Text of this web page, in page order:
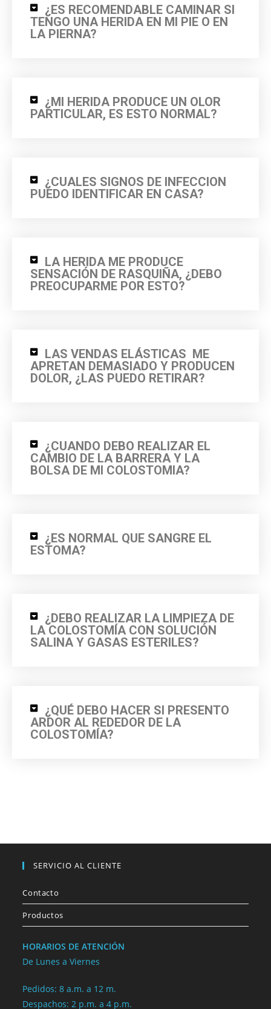
¿ES RECOMENDABLE CAMINAR SI
TENGO UNA HERIDA EN MI PIE O EN
LA PIERNA?
¿MI HERIDA PRODUCE UN OLOR
PARTICULAR, ES ESTO NORMAL?
¿CUALES SIGNOS DE INFECCION
PUEDO IDENTIFICAR EN CASA?
LA HERIDA ME PRODUCE
SENSACIÓN DE RASQUIÑA, ¿DEBO
PREOCUPARME POR ESTO?
LAS VENDAS ELÁSTICAS ME
APRETAN DEMASIADO Y PRODUCEN
DOLOR, ¿LAS PUEDO RETIRAR?
¿CUANDO DEBO REALIZAR EL
CAMBIO DE LA BARRERA Y LA
BOLSA DE MI COLOSTOMIA?
¿ES NORMAL QUE SANGRE EL
ESTOMA?
¿DEBO REALIZAR LA LIMPIEZA DE
LA COLOSTOMÍA CON SOLUCIÓN
SALINA Y GASAS ESTERILES?
¿QUÉ DEBO HACER SI PRESENTO
ARDOR AL REDEDOR DE LA
COLOSTOMÍA?
SERVICIO AL CLIENTE
Contacto
Productos
HORARIOS DE ATENCIÓN
De Lunes a Viernes
Pedidos: 8 a.m. a 12 m.
Despachos: 2 p.m. a 4 p.m.